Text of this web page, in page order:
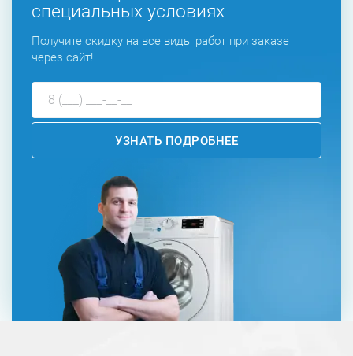
специальных условиях
Получите скидку на все виды работ при заказе
через сайт!
УЗНАТЬ ПОДРОБНЕЕ